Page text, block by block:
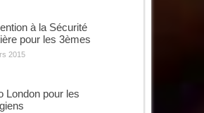
à la Sécurité
pour les 3èmes
2015
London pour les